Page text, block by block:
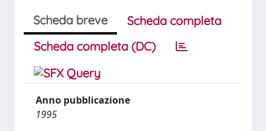
Scheda breve
Scheda completa
Scheda completa (DC)
Anno pubblicazione
1995